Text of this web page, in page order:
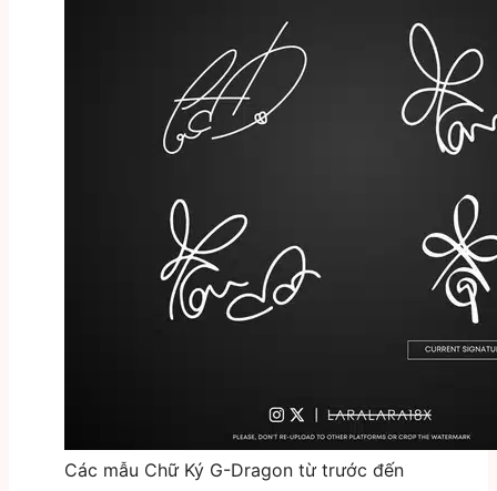
Các mẫu Chữ Ký G-Dragon từ trước đến